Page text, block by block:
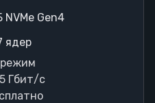
NVMe Gen4
ядер
Гбит/с